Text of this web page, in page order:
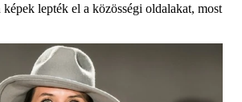
lepték el a közösségi oldalakat, most